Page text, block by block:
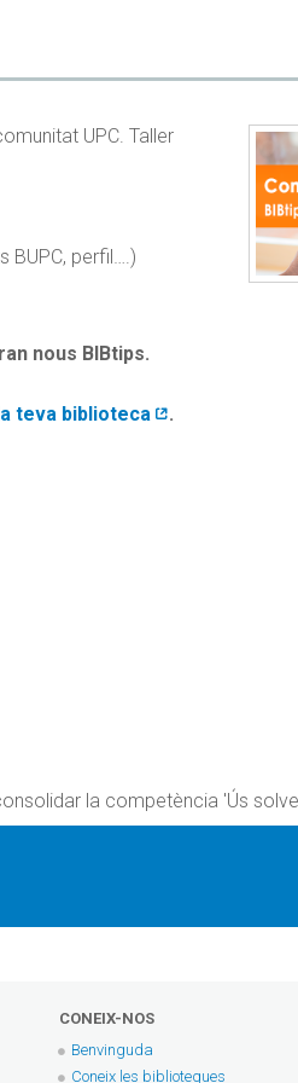
UPC. Taller
BUPC, perfil….)
nous BIBtips.
teva biblioteca .
la competència 'Ús
CONEIX-NOS
Benvinguda
Coneix les biblioteques